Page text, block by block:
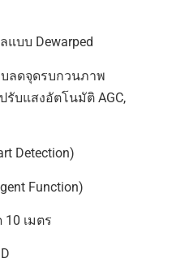
บบ Dewarped
บลดจุดรบกวนภาพ
รับแสงอัตโนมัติ AGC,
Detection)
Function)
เมตร